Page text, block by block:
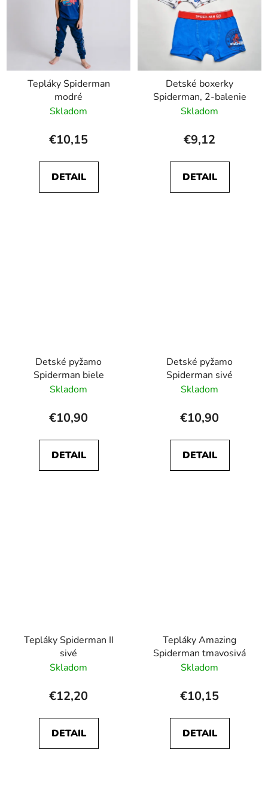
Tepláky Spiderman
modré
Skladom
€10,15
DETAIL
Detské boxerky
Spiderman, 2-balenie
Skladom
€9,12
DETAIL
Detské pyžamo
Spiderman biele
Skladom
€10,90
DETAIL
Detské pyžamo
Spiderman sivé
Skladom
€10,90
DETAIL
Tepláky Spiderman II
sivé
Skladom
€12,20
DETAIL
Tepláky Amazing
Spiderman tmavosivá
Skladom
€10,15
DETAIL